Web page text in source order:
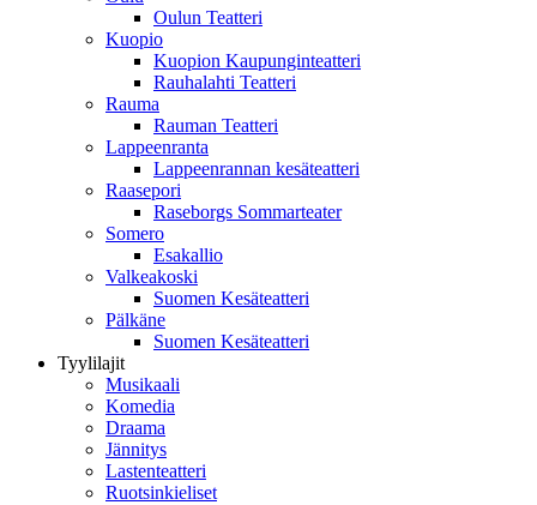
Oulun Teatteri
Kuopio
Kuopion Kaupunginteatteri
Rauhalahti Teatteri
Rauma
Rauman Teatteri
Lappeenranta
Lappeenrannan kesäteatteri
Raasepori
Raseborgs Sommarteater
Somero
Esakallio
Valkeakoski
Suomen Kesäteatteri
Pälkäne
Suomen Kesäteatteri
Tyylilajit
Musikaali
Komedia
Draama
Jännitys
Lastenteatteri
Ruotsinkieliset